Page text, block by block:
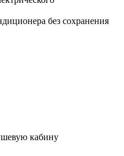
без сохранения
кабину